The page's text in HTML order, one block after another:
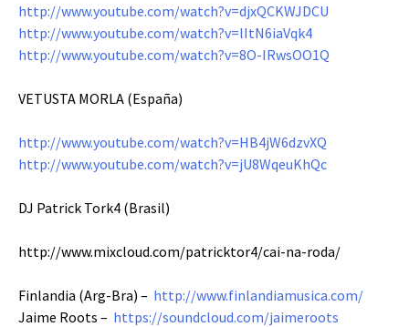
http://www.youtube.com/watch?v=djxQCKWJDCU
http://www.youtube.com/watch?v=lItN6iaVqk4
http://www.youtube.com/watch?v=8O-IRwsOO1Q
VETUSTA MORLA (España)
http://www.youtube.com/watch?v=HB4jW6dzvXQ
http://www.youtube.com/watch?v=jU8WqeuKhQc
DJ Patrick Tork4 (Brasil)
http://www.mixcloud.com/patricktor4/cai-na-roda/
Finlandia (Arg-Bra) – http://www.finlandiamusica.com/
Jaime Roots – https://soundcloud.com/jaimeroots